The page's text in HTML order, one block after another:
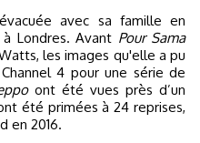
avec sa famille en
Londres. Avant Pour Sama
les images qu'elle a pu
4 pour une série de
ont été vues près d’un
été primées à 24 reprises,
en 2016.